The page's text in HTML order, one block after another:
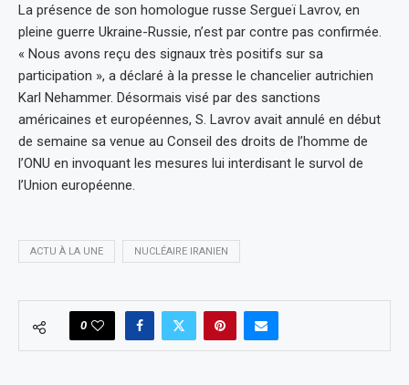
La présence de son homologue russe Sergueï Lavrov, en
pleine guerre Ukraine-Russie, n’est par contre pas confirmée.
« Nous avons reçu des signaux très positifs sur sa
participation », a déclaré à la presse le chancelier autrichien
Karl Nehammer. Désormais visé par des sanctions
américaines et européennes, S. Lavrov avait annulé en début
de semaine sa venue au Conseil des droits de l’homme de
l’ONU en invoquant les mesures lui interdisant le survol de
l’Union européenne.
ACTU À LA UNE NUCLÉAIRE IRANIEN
0